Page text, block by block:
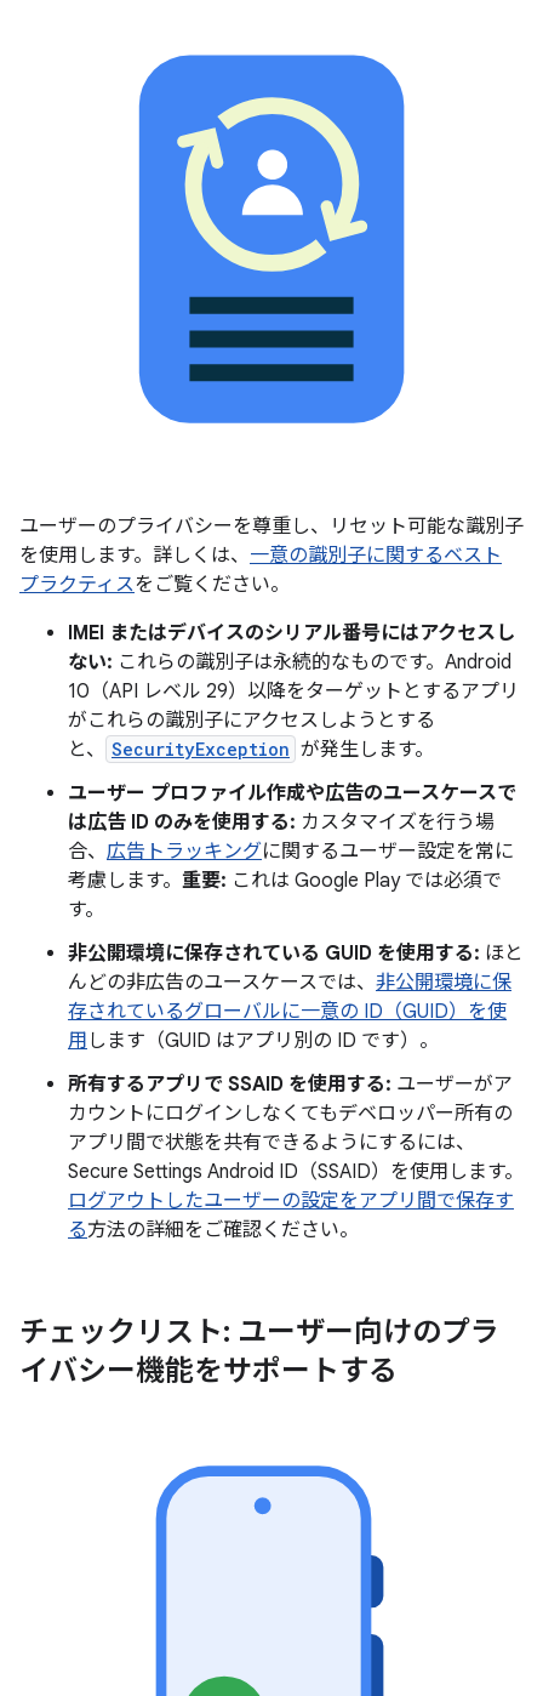
ユーザーのプライバシーを尊重し、リセット可能な識別子
を使用します。詳しくは、 一意の識別子に関するベスト
プラクティスをご覧ください。
IMEI またはデバイスのシリアル番号にはアクセスし
ない: これらの識別子は永続的なものです。Android
10（API レベル 29）以降をターゲットとするアプリ
がこれらの識別子にアクセスしようとする
と、
SecurityException が発生します。
ユーザー プロファイル作成や広告のユースケースで
は広告 ID のみを使用する: カスタマイズを行う場
合、 広告トラッキングに関するユーザー設定を常に
考慮します。 重要: これは Google Play では必須で
す。
非公開環境に保存されている GUID を使用する: ほと
んどの非広告のユースケースでは、 非公開環境に保
存されているグローバルに一意の ID（GUID）を使
用 します（GUID はアプリ別の ID です）。
所有するアプリで SSAID を使用する: ユーザーがア
カウントにログインしなくてもデベロッパー所有の
アプリ間で状態を共有できるようにするには、
Secure Settings Android ID（SSAID）を使用します。
ログアウトしたユーザーの設定をアプリ間で保存す
る方法の詳細をご確認ください。
チェックリスト: ユーザー向けのプラ
イバシー機能をサポートする